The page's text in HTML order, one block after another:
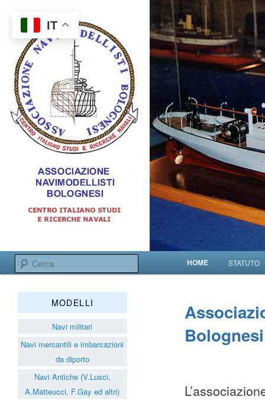
Associazione
Centro italiano studi e ricerche navali
Menu principale
VAI AL
VAI AL
HOME STATUTO
Bolognesi
MODELLI
Navi militari
Navi mercantili e imbarcazioni
da diporto
Navi Antiche (V.Lusci,
A.Matteucci, F.Gay ed altri)
IT